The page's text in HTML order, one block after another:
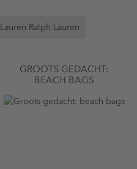
Lauren Ralph Lauren
GROOTS GEDACHT:
BEACH BAGS